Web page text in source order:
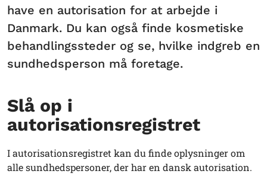
have en autorisation for at arbejde i
Danmark. Du kan også finde kosmetiske
behandlingssteder og se, hvilke indgreb en
sundhedsperson må foretage.
Slå op i
autorisationsregistret
I autorisationsregistret kan du finde oplysninger om
alle sundhedspersoner, der har en dansk autorisation.